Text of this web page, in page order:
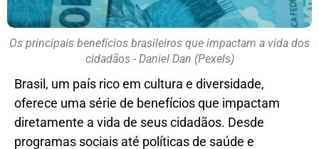
Os principais benefícios brasileiros que impactam a vida dos
cidadãos - Daniel Dan (Pexels)
Brasil, um país rico em cultura e diversidade,
oferece uma série de benefícios que impactam
diretamente a vida de seus cidadãos. Desde
programas sociais até políticas de saúde e